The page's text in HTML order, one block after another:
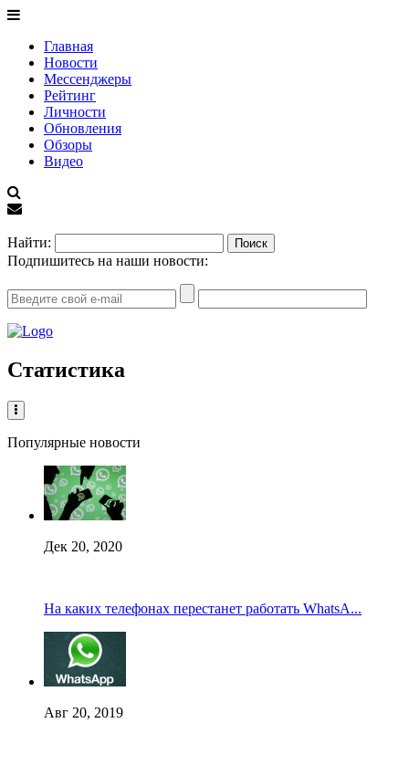
Главная
Новости
Мессенджеры
Рейтинг
Личности
Обновления
Обзоры
Видео
Найти:
Подпишитесь на наши новости:
Статистика
Популярные новости
Дек 20, 2020
На каких телефонах перестанет работать WhatsA...
Авг 20, 2019